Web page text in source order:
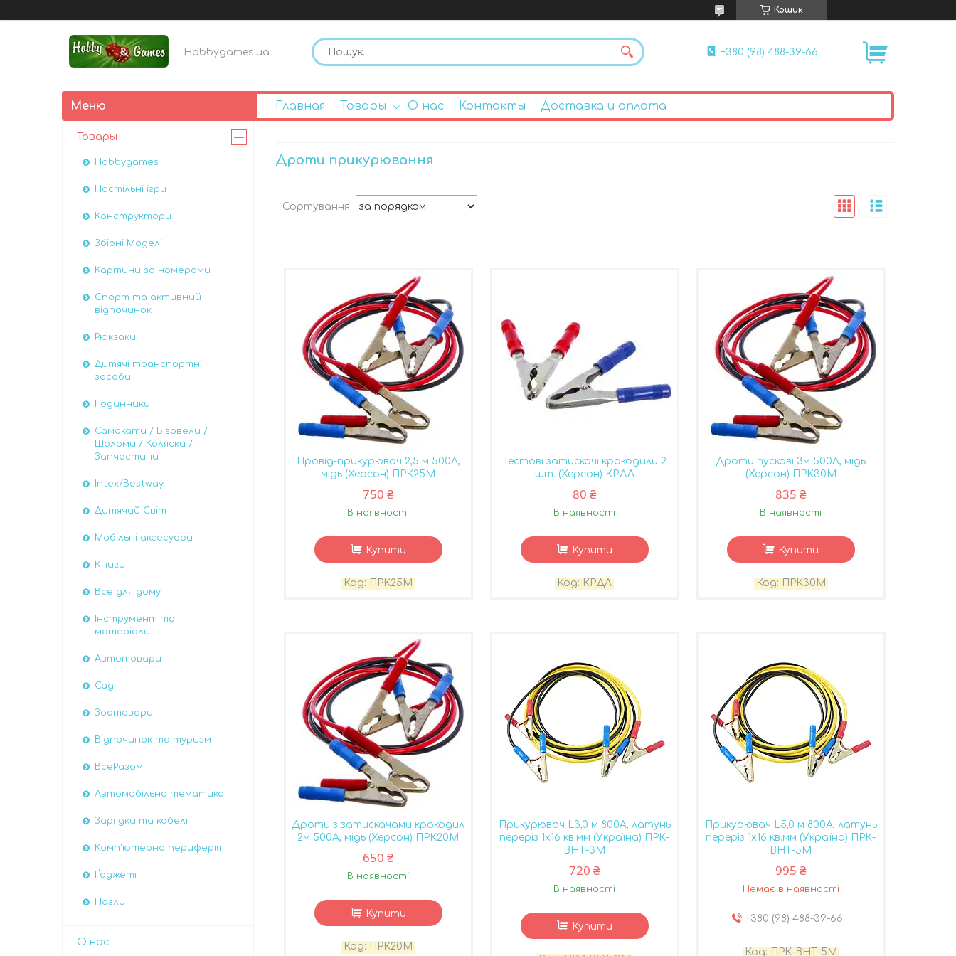
Кошик
Hobbygames.ua +380 (98) 488-39-66
Главная Товары О нас Контакты Доставка и оплата
Дроти прикурювання
Провід-прикурювач 2,5 м 500А,
мідь (Херсон) ПРК25М
750 ₴
В наявності
Купити
ПРК25М
Тестові затискачі крокодили 2
шт. (Херсон) КРДЛ
80 ₴
В наявності
Купити
КРДЛ
Дроти пускові 3м 500А, мідь
(Херсон) ПРК30М
835 ₴
В наявності
Купити
ПРК30М
Дроти з затискачами крокодил
2м 500А, мідь (Херсон) ПРК20М
650 ₴
В наявності
Купити
ПРК20М
Прикурювач L3,0 м 800А, латунь
переріз 1x16 кв.мм (Україна) ПРК-
ВНТ-3М
720 ₴
В наявності
Купити
Прикурювач L5,0 м 800А, латунь
переріз 1x16 кв.мм (Україна) ПРК-
ВНТ-5М
995 ₴
Немає в наявності
+380 (98) 488-39-66
ПРК-ВНТ-5М
Товары
Hobbygames
Настільні ігри
Конструктори
Збірні Моделі
Картини за номерами
Спорт та активний
відпочинок
Рюкзаки
Дитячі транспортні
засоби
Годинники
Самокати / Біговели /
Шоломи / Коляски /
Запчастини
Intex/Bestway
Дитячий Світ
Мобільні аксесуари
Книги
Все для дому
Інструмент та
матеріали
Автотовари
Сад
Зоотовари
Відпочинок та туризм
ВсеРазом
Автомобiльна тематика
Зарядки та кабелі
Комп'ютерна периферія
Ґаджеті
Пазли
О нас